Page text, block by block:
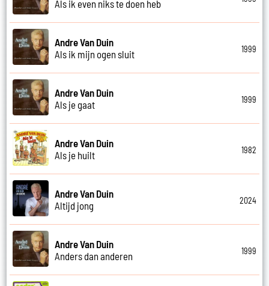
Als ik even niks te doen heb
Andre Van Duin
Als ik mijn ogen sluit
1999
Andre Van Duin
Als je gaat
1999
Andre Van Duin
Als je huilt
1982
Andre Van Duin
Altijd jong
2024
Andre Van Duin
Anders dan anderen
1999